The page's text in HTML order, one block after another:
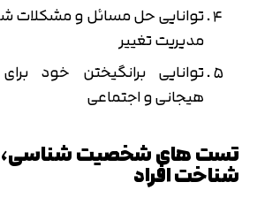
توانایی حل مسائل و مشکلات
مدیریت تغییر
توانایی برانگیختن خود
هیجانی و اجتماعی
تست های شخصیت شناسی،
شناخت افراد